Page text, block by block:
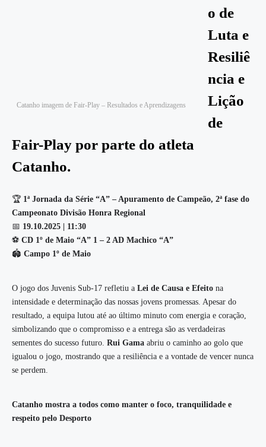
Catanho imagem de Fair-Play – Resultados e Aprendizagens
o de
Luta e
Resiliê
ncia e
Lição
de
Fair-Play por parte do atleta
Catanho.
🏆 1ª Jornada da Série “A” – Apuramento de Campeão, 2ª fase do
Campeonato Divisão Honra Regional
📅 19.10.2025 | 11:30
⚽ CD 1º de Maio “A” 1 – 2 AD Machico “A”
🏟️ Campo 1º de Maio
O jogo dos Juvenis Sub-17 refletiu a Lei de Causa e Efeito na
intensidade e determinação das nossas jovens promessas. Apesar do
resultado, a equipa lutou até ao último minuto com energia e coração,
simbolizando que o compromisso e a entrega são as verdadeiras
sementes do sucesso futuro. Rui Gama abriu o caminho ao golo que
igualou o jogo, mostrando que a resiliência e a vontade de vencer nunca
se perdem.
Catanho mostra a todos como manter o foco, tranquilidade e
respeito pelo Desporto